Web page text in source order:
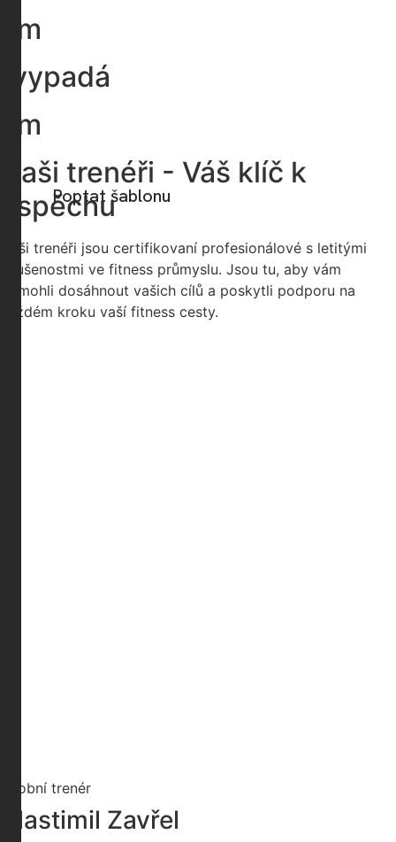
vypadá
Naši trenéři - Váš klíč k
úspěchu
Naši trenéři jsou certifikovaní profesionálové s letitými
zkušenostmi ve fitness průmyslu. Jsou tu, aby vám
pomohli dosáhnout vašich cílů a poskytli podporu na
každém kroku vaší fitness cesty.
Osobní trenér
Vlastimil Zavřel
Poptat šablonu
Skvělá volba!